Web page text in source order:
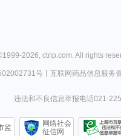
1999-2026, ctrip.com. All rights
号丨 互联网药品信息服务
违法和不良信息举报电话021-
监
网络社会
征信网